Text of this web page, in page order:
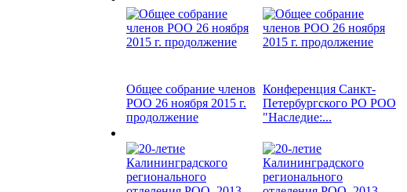
Общее собрание членов
РОО 26 ноября 2015 г.
продолжение
Конференция Санкт-
Петербургского РО РОО
"Наследие:...